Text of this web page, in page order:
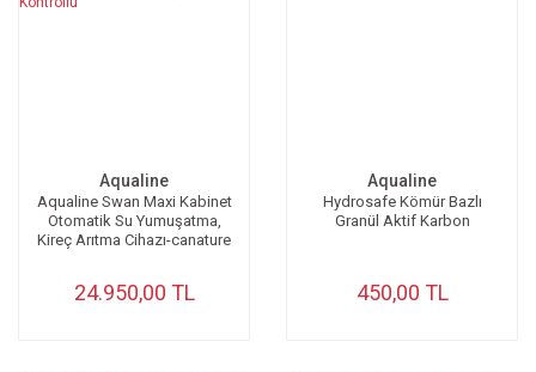
Aqualine
Aqualine Swan Maxi Kabinet
Otomatik Su Yumuşatma,
Kireç Arıtma Cihazı-canature
24.950,00 TL
Aqualine
Hydrosafe Kömür Bazlı
Granül Aktif Karbon
450,00 TL